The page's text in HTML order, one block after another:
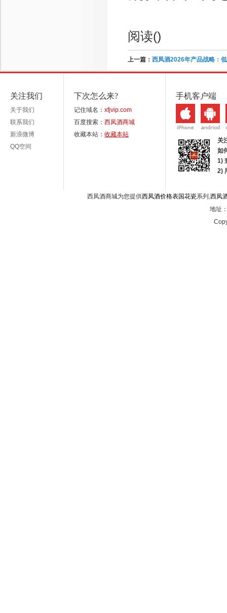
阅读()
上一篇： 西凤酒2026年产品战略：
关注我们
关于我们
联系我们
新浪微博
QQ空间
下次怎么来?
记住域名： xfjvip.com
百度搜索： 西凤酒商城
收藏本站： 收藏本站
手机客户端
关
如
1)
2)
西凤酒商城为您提供西凤酒价格表国花瓷系列,西凤
地址